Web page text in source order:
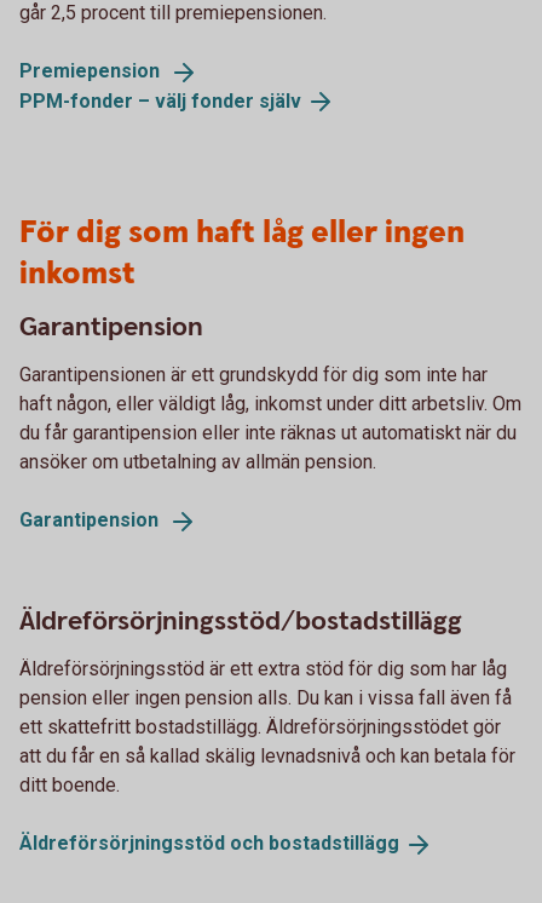
går 2,5 procent till premiepensionen.
Premiepension
PPM-fonder – välj fonder själv
För dig som haft låg eller ingen
inkomst
Garantipension
Garantipensionen är ett grundskydd för dig som inte har
haft någon, eller väldigt låg, inkomst under ditt arbetsliv. Om
du får garantipension eller inte räknas ut automatiskt när du
ansöker om utbetalning av allmän pension.
Garantipension
Äldreförsörjningsstöd/bostadstillägg
Äldreförsörjningsstöd är ett extra stöd för dig som har låg
pension eller ingen pension alls. Du kan i vissa fall även få
ett skattefritt bostadstillägg. Äldreförsörjningsstödet gör
att du får en så kallad skälig levnadsnivå och kan betala för
ditt boende.
Äldreförsörjningsstöd och bostadstillägg